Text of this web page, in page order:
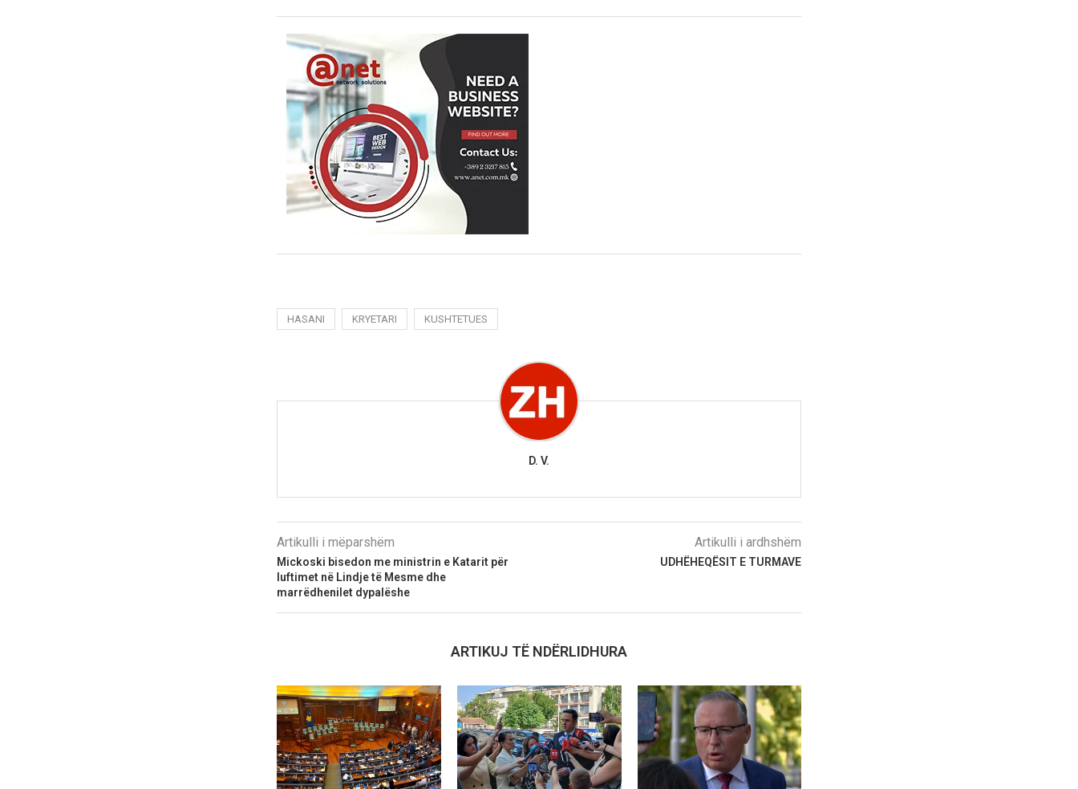
HASANI KRYETARI KUSHTETUES
D. V.
Artikulli i mëparshëm
Mickoski bisedon me ministrin e Katarit për
luftimet në Lindje të Mesme dhe
marrëdhenilet dypalëshe
Artikulli i ardhshëm
UDHËHEQËSIT E TURMAVE
ARTIKUJ TË NDËRLIDHURA